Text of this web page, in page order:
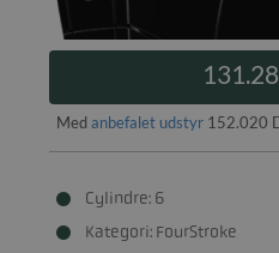
Med anbefalet udstyr152.020
Cylindre: 6
Kategori: FourStroke